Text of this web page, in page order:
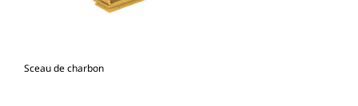
Sceau de charbon